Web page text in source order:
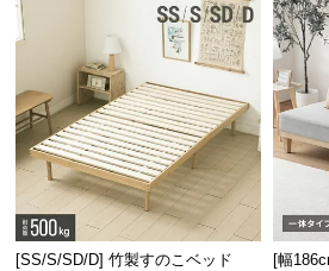
サ
ポ
ト
お
せ
～166cm
～286cm
[SS/S/SD/D] 竹製すのこベッド
[幅